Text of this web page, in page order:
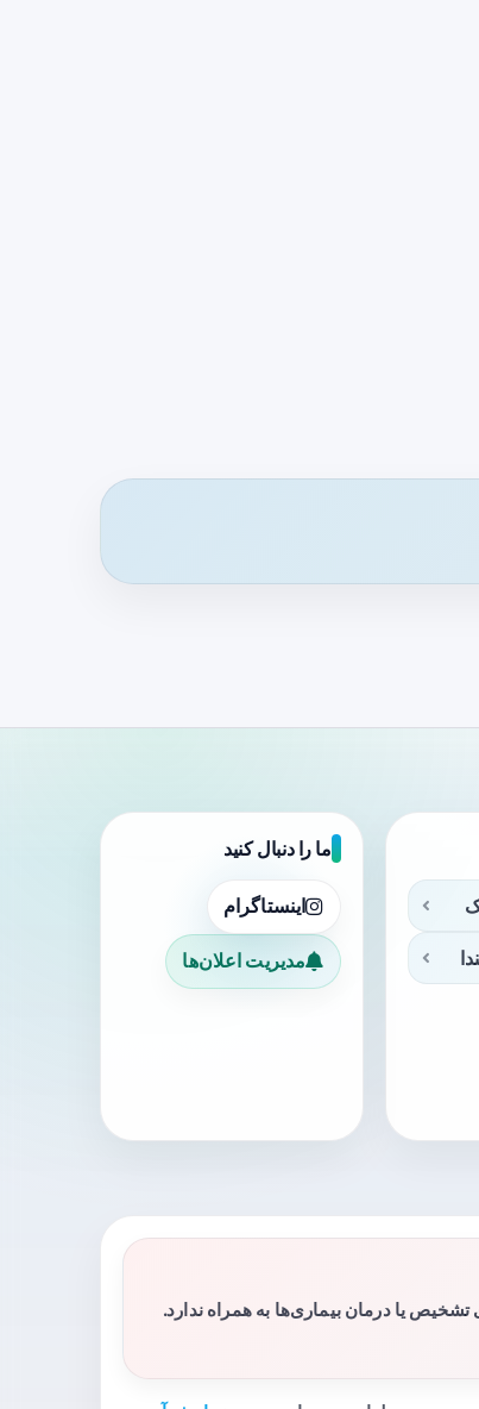
ما را دنبال کنید
اینستاگرام
مدیریت اعلان‌ها
یا درمان بیماری‌ها به همراه ندارد.